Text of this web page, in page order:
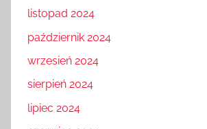
listopad 2024
październik 2024
wrzesień 2024
sierpień 2024
lipiec 2024